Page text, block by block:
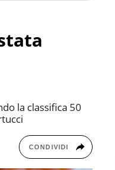
la classifica 50
CONDIVIDI